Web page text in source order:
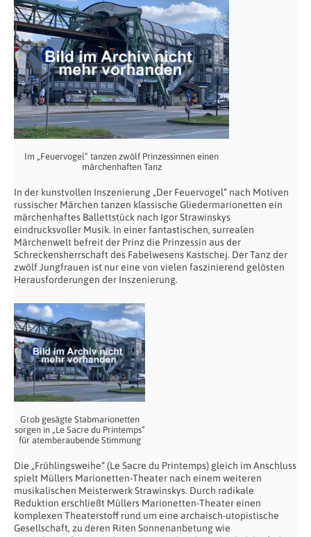
Im „Feuervogel“ tanzen zwölf Prinzessinnen einen
märchenhaften Tanz
In der kunstvollen Inszenierung „Der Feuervogel“ nach Motiven
russischer Märchen tanzen klassische Gliedermarionetten ein
märchenhaftes Ballettstück nach Igor Strawinskys
eindrucksvoller Musik. In einer fantastischen, surrealen
Märchenwelt befreit der Prinz die Prinzessin aus der
Schreckensherrschaft des Fabelwesens Kastschej. Der Tanz der
zwölf Jungfrauen ist nur eine von vielen faszinierend gelösten
Herausforderungen der Inszenierung.
Grob gesägte Stabmarionetten
sorgen in „Le Sacre du Printemps“
für atemberaubende Stimmung
Die „Frühlingsweihe“ (Le Sacre du Printemps) gleich im Anschluss
spielt Müllers Marionetten-Theater nach einem weiteren
musikalischen Meisterwerk Strawinskys. Durch radikale
Reduktion erschließt Müllers Marionetten-Theater einen
komplexen Theaterstoff rund um eine archaisch-utopistische
Gesellschaft, zu deren Riten Sonnenanbetung wie